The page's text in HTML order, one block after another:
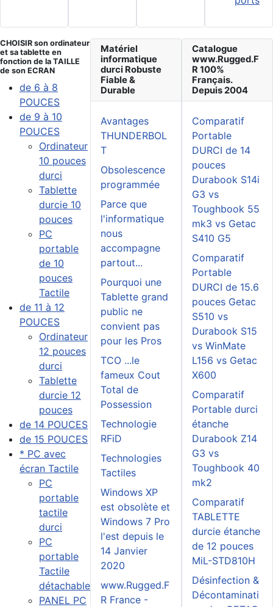
CHOISIR son ordinateur
et sa tablette en
fonction de la TAILLE
de son ECRAN
de 6 à 8
POUCES
de 9 à 10
POUCES
Ordinateur
10 pouces
durci
Tablette
durcie 10
pouces
PC
portable
de 10
pouces
Tactile
de 11 à 12
POUCES
Ordinateur
12 pouces
durci
Tablette
durcie 12
pouces
de 14 POUCES
de 15 POUCES
* PC avec
écran Tactile
PC
portable
tactile
durci
PC
portable
Tactile
détachable
PANEL PC
Matériel
informatique
durci Robuste
Fiable &
Durable
Avantages
THUNDERBOL
T
Obsolescence
programmée
Parce que
l'informatique
nous
accompagne
partout...
Pourquoi une
Tablette grand
public ne
convient pas
pour les Pros
TCO ...le
fameux Cout
Total de
Possession
Technologie
RFiD
Technologies
Tactiles
Windows XP
est obsolète et
Windows 7 Pro
l'est depuis le
14 Janvier
2020
www.Rugged.F
R France -
Catalogue
www.Rugged.F
R 100%
Français.
Depuis 2004
Comparatif
Portable
DURCI de 14
pouces
Durabook S14i
G3 vs
Toughbook 55
mk3 vs Getac
S410 G5
Comparatif
Portable
DURCI de 15.6
pouces Getac
S510 vs
Durabook S15
vs WinMate
L156 vs Getac
X600
Comparatif
Portable durci
étanche
Durabook Z14
G3 vs
Toughbook 40
mk2
Comparatif
TABLETTE
durcie étanche
de 12 pouces
MiL-STD810H
Désinfection &
Décontaminati